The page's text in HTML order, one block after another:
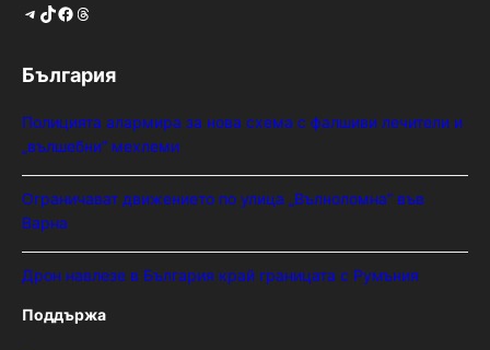
Telegram TikTok Facebook Threads
България
Полицията алармира за нова схема с фалшиви лечители и
„вълшебни“ мехлеми
Ограничават движението по улица „Вълноломна“ във
Варна
Дрон навлезе в България край границата с Румъния
Поддържа